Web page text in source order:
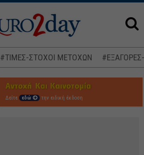
#ΤΙΜΕΣ-ΣΤΟΧΟΙ ΜΕΤΟΧΩΝ
Δείτε εδώ την ειδική έκδοση